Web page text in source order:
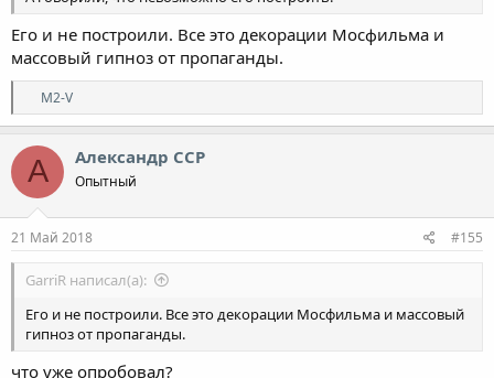
Его и не построили. Все это декорации Мосфильма и
массовый гипноз от пропаганды.
Р
е
а
к
ц
и
и
:
M2-V
А Александр ССР
Опытный
21 Май 2018 #155
GarriR написал(а):
Его и не построили. Все это декорации Мосфильма и массовый
гипноз от пропаганды.
что уже опробовал?